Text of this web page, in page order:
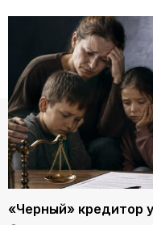
«Черный» кредитор